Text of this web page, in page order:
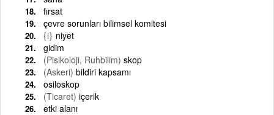
fırsat
çevre sorunları bilimsel komitesi
{i} niyet
gidim
(Pisikoloji, Ruhbilim) skop
(Askeri) bildiri kapsamı
osiloskop
(Ticaret) içerik
etki alanı